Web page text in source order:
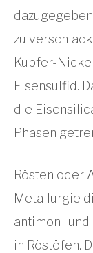
zu
Kupfer-
Eisensulfid.
die
Phasen
Rösten oder
Metallurgie
antimon- und
in Röstöfen.